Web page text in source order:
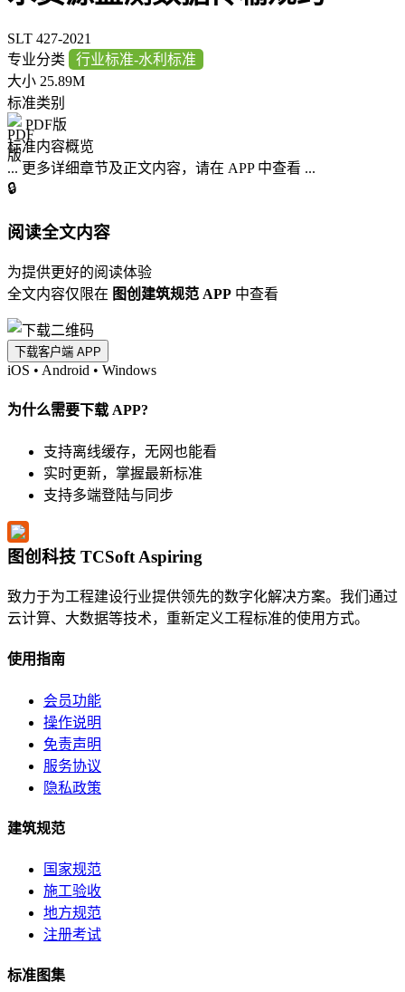
SLT 427-2021
专业分类
行业标准-水利标准
大小 25.89M
标准类别
PDF版
标准内容概览
... 更多详细章节及正文内容，请在 APP 中查看 ...
🔒
阅读全文内容
为提供更好的阅读体验
全文内容仅限在 图创建筑规范 APP 中查看
下载客户端 APP
iOS • Android • Windows
为什么需要下载 APP?
支持离线缓存，无网也能看
实时更新，掌握最新标准
支持多端登陆与同步
图创科技 TCSoft Aspiring
致力于为工程建设行业提供领先的数字化解决方案。我们通过
云计算、大数据等技术，重新定义工程标准的使用方式。
使用指南
会员功能
操作说明
免责声明
服务协议
隐私政策
建筑规范
国家规范
施工验收
地方规范
注册考试
标准图集